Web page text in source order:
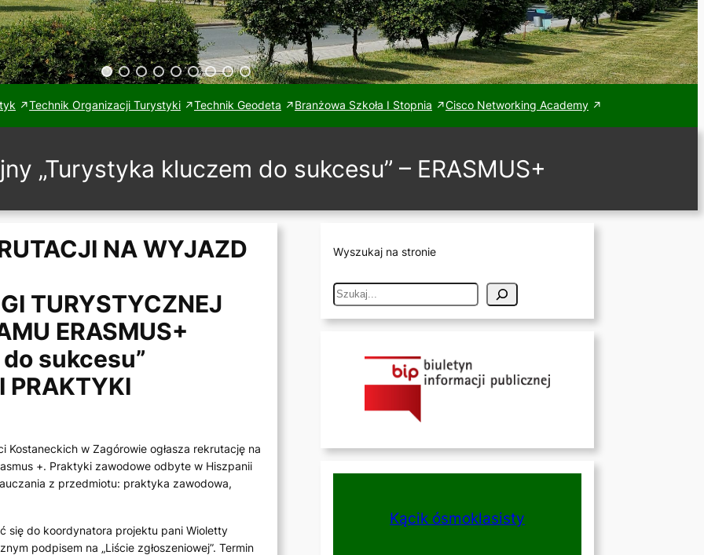
Technik Organizacji Turystyki Technik Geodeta Branżowa Szkoła I Stopnia Cisco Networking Academy
„Turystyka kluczem do sukcesu” – ERASMUS+
NA WYJAZD
TURYSTYCZNEJ
ERASMUS+
sukcesu”
PRAKTYKI
Kostaneckich w Zagórowie ogłasza rekrutację na
+. Praktyki zawodowe odbyte w Hiszpanii
z przedmiotu: praktyka zawodowa,
się do koordynatora projektu pani Wioletty
podpisem na „Liście zgłoszeniowej”. Termin
Wyszukaj na stronie
S
Kącik ósmoklasisty